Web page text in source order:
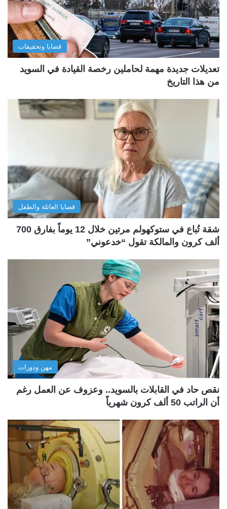
قضايا وتحقيقات
تعديلات جديدة مهمة لحاملين رخصة القيادة في السويد
من هذا التاريخ
قضايا العائلة والطفل
شقة تُباع في ستوكهولم مرتين خلال 12 يوماً بفارق 700
ألف كرون والمالكة تقول “خدعوني”
مهن ودورات
نقص حاد في القابلات بالسويد.. وعزوف عن العمل رغم
أن الراتب 50 ألف كرون شهرياً